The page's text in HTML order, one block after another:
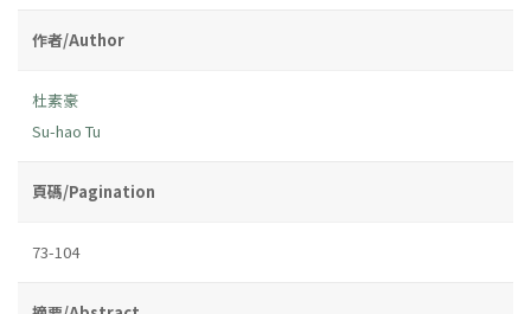
作者/Author
杜素豪
Su-hao Tu
頁碼/Pagination
73-104